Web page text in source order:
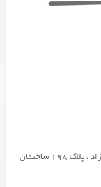
آدرس : تهران ، بلوار مرزداران ، بعد از خیابان رضایی نژاد ، پلاک 198 ساختمان